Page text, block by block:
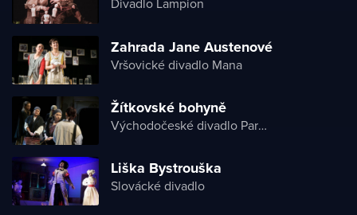
Divadlo Lampion
Zahrada Jane Austenové
Vršovické divadlo Mana
Žítkovské bohyně
Východočeské divadlo Pardubice
Liška Bystrouška
Slovácké divadlo